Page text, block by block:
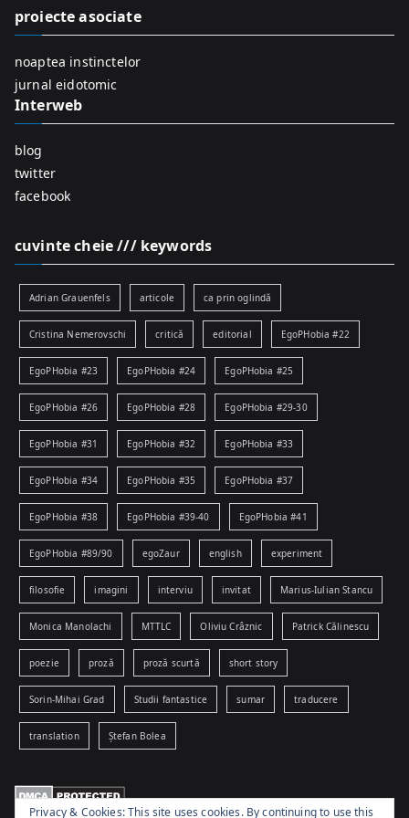
o
proiecte asociate
noaptea instinctelor
jurnal eidotomic
Interweb
blog
twitter
facebook
cuvinte cheie /// keywords
Adrian Grauenfels articole ca prin oglindă
Cristina Nemerovschi critică editorial EgoPHobia #22
EgoPHobia #23 EgoPHobia #24 EgoPHobia #25
EgoPHobia #26 EgoPHobia #28 EgoPHobia #29-30
EgoPHobia #31 EgoPHobia #32 EgoPHobia #33
EgoPHobia #34 EgoPHobia #35 EgoPHobia #37
EgoPHobia #38 EgoPHobia #39-40 EgoPHobia #41
EgoPHobia #89/90 egoZaur english experiment
filosofie imagini interviu invitat Marius-Iulian Stancu
Monica Manolachi MTTLC Oliviu Crâznic Patrick Călinescu
poezie proză proză scurtă short story
Sorin-Mihai Grad Studii fantastice sumar traducere
translation Ștefan Bolea
Privacy & Cookies: This site uses cookies. By continuing to use this